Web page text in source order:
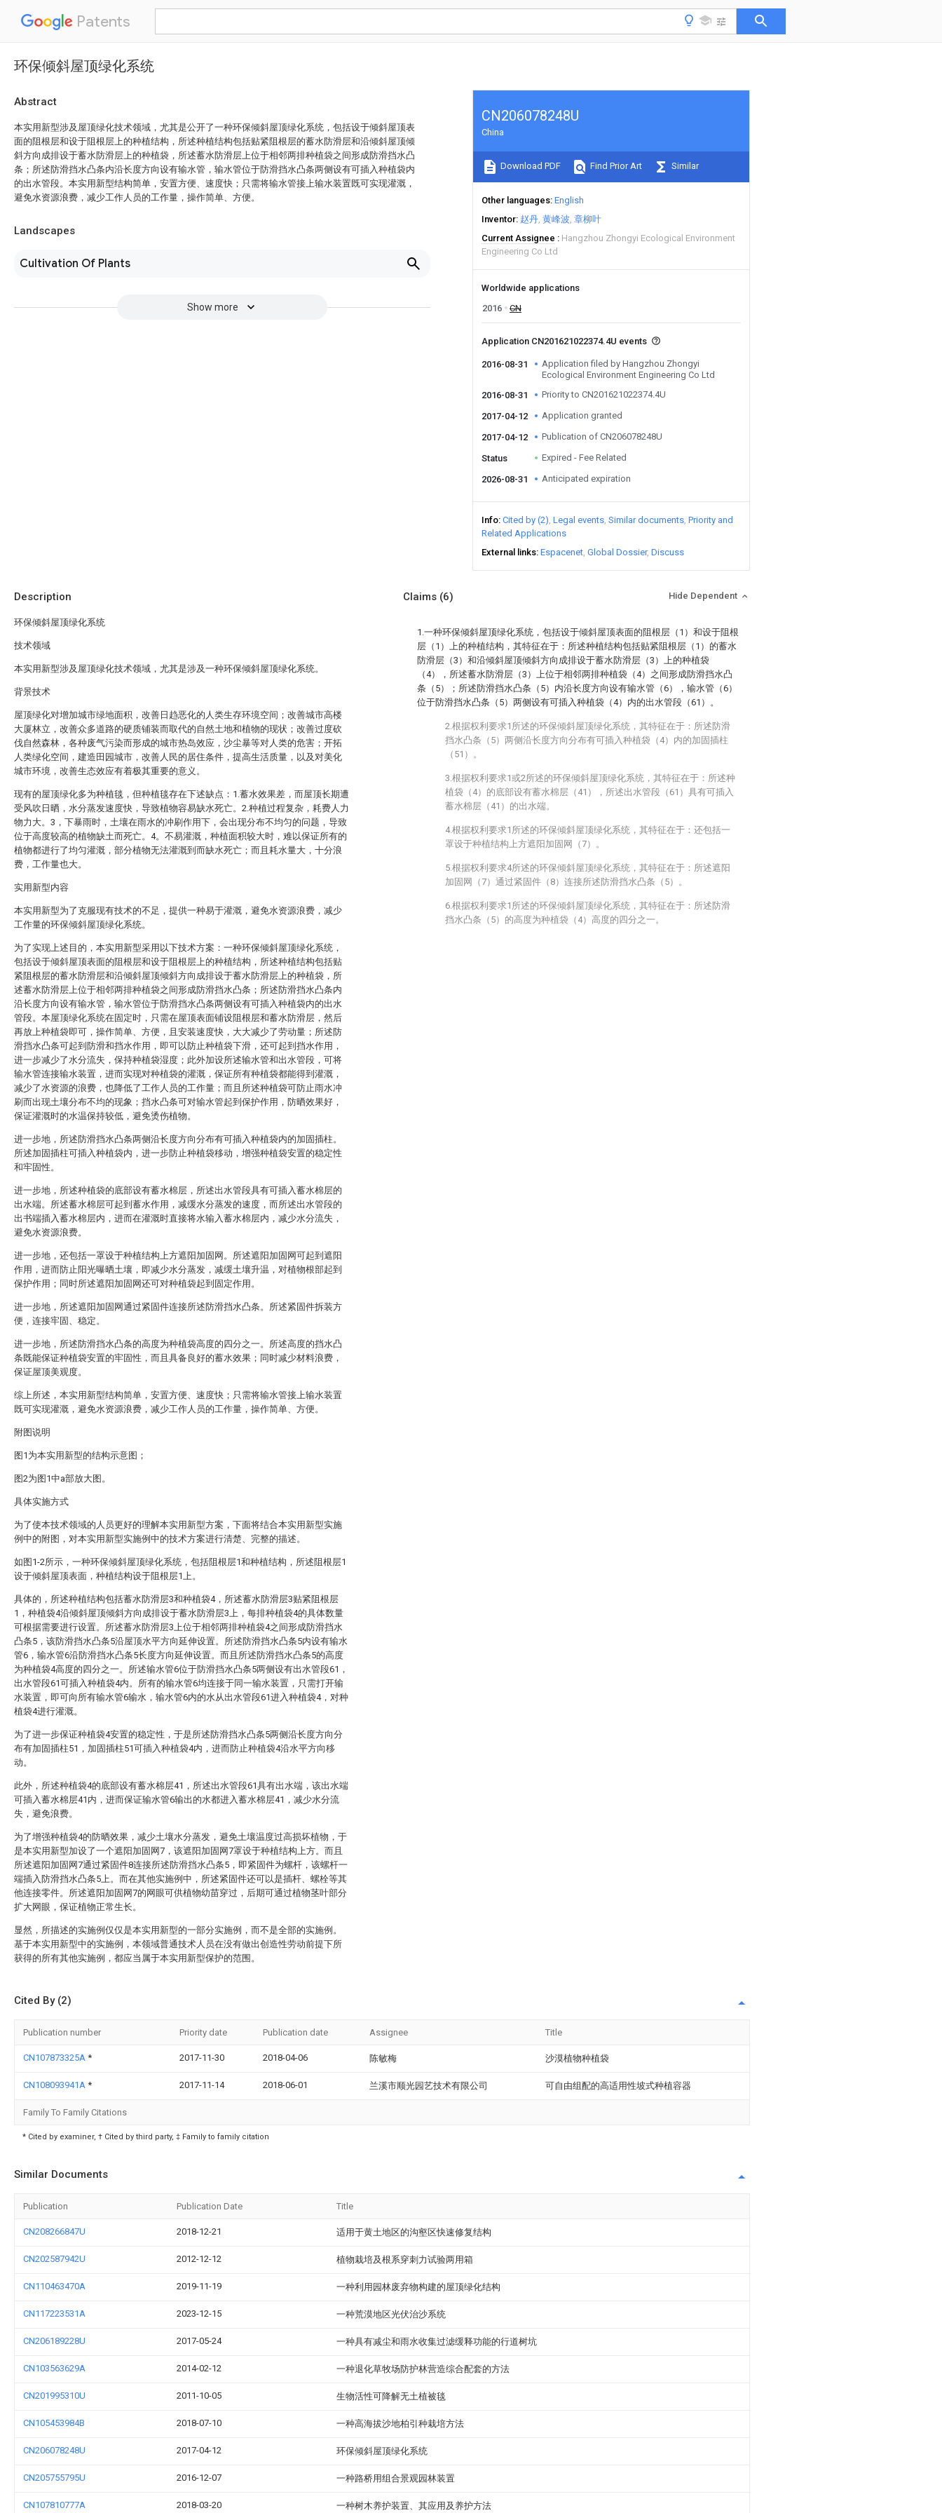
Patents
环保倾斜屋顶绿化系统
Abstract
本实用新型涉及屋顶绿化技术领域，尤其是公开了一种环保倾斜屋顶绿化系统，包括设于倾斜屋顶表
面的阻根层和设于阻根层上的种植结构，所述种植结构包括贴紧阻根层的蓄水防滑层和沿倾斜屋顶倾
斜方向成排设于蓄水防滑层上的种植袋，所述蓄水防滑层上位于相邻两排种植袋之间形成防滑挡水凸
条；所述防滑挡水凸条内沿长度方向设有输水管，输水管位于防滑挡水凸条两侧设有可插入种植袋内
的出水管段。本实用新型结构简单，安置方便、速度快；只需将输水管接上输水装置既可实现灌溉，
避免水资源浪费，减少工作人员的工作量，操作简单、方便。
Landscapes
Cultivation Of Plants
Show more
CN206078248U
China
Download PDF Find Prior Art Similar
Other languages English
Inventor 赵丹 黄峰波 章柳叶
Current Assignee
Hangzhou Zhongyi Ecological Environment
Engineering Co Ltd
Worldwide applications
2016
CN
Application CN201621022374.4U events
2016-08-31
Application filed by Hangzhou Zhongyi
Ecological Environment Engineering Co Ltd
2016-08-31
Priority to CN201621022374.4U
2017-04-12 Application granted
2017-04-12 Publication of CN206078248U
Status Expired - Fee Related
2026-08-31 Anticipated expiration
Info Cited by (2) Legal events Similar documents Priority and
Related Applications
External links Espacenet Global Dossier Discuss
Description
环保倾斜屋顶绿化系统
技术领域
本实用新型涉及屋顶绿化技术领域，尤其是涉及一种环保倾斜屋顶绿化系统。
背景技术
屋顶绿化对增加城市绿地面积，改善日趋恶化的人类生存环境空间；改善城市高楼
大厦林立，改善众多道路的硬质铺装而取代的自然土地和植物的现状；改善过度砍
伐自然森林，各种废气污染而形成的城市热岛效应，沙尘暴等对人类的危害；开拓
人类绿化空间，建造田园城市，改善人民的居住条件，提高生活质量，以及对美化
城市环境，改善生态效应有着极其重要的意义。
现有的屋顶绿化多为种植毯，但种植毯存在下述缺点：1.蓄水效果差，而屋顶长期遭
受风吹日晒，水分蒸发速度快，导致植物容易缺水死亡。2.种植过程复杂，耗费人力
物力大。3，下暴雨时，土壤在雨水的冲刷作用下，会出现分布不均匀的问题，导致
位于高度较高的植物缺土而死亡。4。不易灌溉，种植面积较大时，难以保证所有的
植物都进行了均匀灌溉，部分植物无法灌溉到而缺水死亡；而且耗水量大，十分浪
费，工作量也大。
实用新型内容
本实用新型为了克服现有技术的不足，提供一种易于灌溉，避免水资源浪费，减少
工作量的环保倾斜屋顶绿化系统。
为了实现上述目的，本实用新型采用以下技术方案：一种环保倾斜屋顶绿化系统，
包括设于倾斜屋顶表面的阻根层和设于阻根层上的种植结构，所述种植结构包括贴
紧阻根层的蓄水防滑层和沿倾斜屋顶倾斜方向成排设于蓄水防滑层上的种植袋，所
述蓄水防滑层上位于相邻两排种植袋之间形成防滑挡水凸条；所述防滑挡水凸条内
沿长度方向设有输水管，输水管位于防滑挡水凸条两侧设有可插入种植袋内的出水
管段。本屋顶绿化系统在固定时，只需在屋顶表面铺设阻根层和蓄水防滑层，然后
再放上种植袋即可，操作简单、方便，且安装速度快，大大减少了劳动量；所述防
滑挡水凸条可起到防滑和挡水作用，即可以防止种植袋下滑，还可起到挡水作用，
进一步减少了水分流失，保持种植袋湿度；此外加设所述输水管和出水管段，可将
输水管连接输水装置，进而实现对种植袋的灌溉，保证所有种植袋都能得到灌溉，
减少了水资源的浪费，也降低了工作人员的工作量；而且所述种植袋可防止雨水冲
刷而出现土壤分布不均的现象；挡水凸条可对输水管起到保护作用，防晒效果好，
保证灌溉时的水温保持较低，避免烫伤植物。
进一步地，所述防滑挡水凸条两侧沿长度方向分布有可插入种植袋内的加固插柱。
所述加固插柱可插入种植袋内，进一步防止种植袋移动，增强种植袋安置的稳定性
和牢固性。
进一步地，所述种植袋的底部设有蓄水棉层，所述出水管段具有可插入蓄水棉层的
出水端。所述蓄水棉层可起到蓄水作用，减缓水分蒸发的速度，而所述出水管段的
出书端插入蓄水棉层内，进而在灌溉时直接将水输入蓄水棉层内，减少水分流失，
避免水资源浪费。
进一步地，还包括一罩设于种植结构上方遮阳加固网。所述遮阳加固网可起到遮阳
作用，进而防止阳光曝晒土壤，即减少水分蒸发，减缓土壤升温，对植物根部起到
保护作用；同时所述遮阳加固网还可对种植袋起到固定作用。
进一步地，所述遮阳加固网通过紧固件连接所述防滑挡水凸条。所述紧固件拆装方
便，连接牢固、稳定。
进一步地，所述防滑挡水凸条的高度为种植袋高度的四分之一。所述高度的挡水凸
条既能保证种植袋安置的牢固性，而且具备良好的蓄水效果；同时减少材料浪费，
保证屋顶美观度。
综上所述，本实用新型结构简单，安置方便、速度快；只需将输水管接上输水装置
既可实现灌溉，避免水资源浪费，减少工作人员的工作量，操作简单、方便。
附图说明
图1为本实用新型的结构示意图；
图2为图1中a部放大图。
具体实施方式
为了使本技术领域的人员更好的理解本实用新型方案，下面将结合本实用新型实施
例中的附图，对本实用新型实施例中的技术方案进行清楚、完整的描述。
如图1-2所示，一种环保倾斜屋顶绿化系统，包括阻根层1和种植结构，所述阻根层1
设于倾斜屋顶表面，种植结构设于阻根层1上。
具体的，所述种植结构包括蓄水防滑层3和种植袋4，所述蓄水防滑层3贴紧阻根层
1，种植袋4沿倾斜屋顶倾斜方向成排设于蓄水防滑层3上，每排种植袋4的具体数量
可根据需要进行设置。所述蓄水防滑层3上位于相邻两排种植袋4之间形成防滑挡水
凸条5，该防滑挡水凸条5沿屋顶水平方向延伸设置。所述防滑挡水凸条5内设有输水
管6，输水管6沿防滑挡水凸条5长度方向延伸设置。而且所述防滑挡水凸条5的高度
为种植袋4高度的四分之一。所述输水管6位于防滑挡水凸条5两侧设有出水管段61，
出水管段61可插入种植袋4内。所有的输水管6均连接于同一输水装置，只需打开输
水装置，即可向所有输水管6输水，输水管6内的水从出水管段61进入种植袋4，对种
植袋4进行灌溉。
为了进一步保证种植袋4安置的稳定性，于是所述防滑挡水凸条5两侧沿长度方向分
布有加固插柱51，加固插柱51可插入种植袋4内，进而防止种植袋4沿水平方向移
动。
此外，所述种植袋4的底部设有蓄水棉层41，所述出水管段61具有出水端，该出水端
可插入蓄水棉层41内，进而保证输水管6输出的水都进入蓄水棉层41，减少水分流
失，避免浪费。
为了增强种植袋4的防晒效果，减少土壤水分蒸发，避免土壤温度过高损坏植物，于
是本实用新型加设了一个遮阳加固网7，该遮阳加固网7罩设于种植结构上方。而且
所述遮阳加固网7通过紧固件8连接所述防滑挡水凸条5，即紧固件为螺杆，该螺杆一
端插入防滑挡水凸条5上。而在其他实施例中，所述紧固件还可以是插杆、螺栓等其
他连接零件。所述遮阳加固网7的网眼可供植物幼苗穿过，后期可通过植物茎叶部分
扩大网眼，保证植物正常生长。
显然，所描述的实施例仅仅是本实用新型的一部分实施例，而不是全部的实施例。
基于本实用新型中的实施例，本领域普通技术人员在没有做出创造性劳动前提下所
获得的所有其他实施例，都应当属于本实用新型保护的范围。
Claims (6) Hide Dependent
1.一种环保倾斜屋顶绿化系统，包括设于倾斜屋顶表面的阻根层（1）和设于阻根
层（1）上的种植结构，其特征在于：所述种植结构包括贴紧阻根层（1）的蓄水
防滑层（3）和沿倾斜屋顶倾斜方向成排设于蓄水防滑层（3）上的种植袋
（4），所述蓄水防滑层（3）上位于相邻两排种植袋（4）之间形成防滑挡水凸
条（5）；所述防滑挡水凸条（5）内沿长度方向设有输水管（6），输水管（6）
位于防滑挡水凸条（5）两侧设有可插入种植袋（4）内的出水管段（61）。
2.根据权利要求1所述的环保倾斜屋顶绿化系统，其特征在于：所述防滑
挡水凸条（5）两侧沿长度方向分布有可插入种植袋（4）内的加固插柱
（51）。
3.根据权利要求1或2所述的环保倾斜屋顶绿化系统，其特征在于：所述种
植袋（4）的底部设有蓄水棉层（41），所述出水管段（61）具有可插入
蓄水棉层（41）的出水端。
4.根据权利要求1所述的环保倾斜屋顶绿化系统，其特征在于：还包括一
罩设于种植结构上方遮阳加固网（7）。
5.根据权利要求4所述的环保倾斜屋顶绿化系统，其特征在于：所述遮阳
加固网（7）通过紧固件（8）连接所述防滑挡水凸条（5）。
6.根据权利要求1所述的环保倾斜屋顶绿化系统，其特征在于：所述防滑
挡水凸条（5）的高度为种植袋（4）高度的四分之一。
Cited By (2)
Publication number Priority date Publication date Assignee Title
CN107873325A * 2017-11-30 2018-04-06 陈敏梅 沙漠植物种植袋
CN108093941A * 2017-11-14 2018-06-01 兰溪市顺光园艺技术有限公司 可自由组配的高适用性坡式种植容器
Family To Family Citations
* Cited by examiner, † Cited by third party, ‡ Family to family citation
Similar Documents
Publication Publication Date Title
CN208266847U 2018-12-21 适用于黄土地区的沟壑区快速修复结构
CN202587942U 2012-12-12 植物栽培及根系穿刺力试验两用箱
CN110463470A 2019-11-19 一种利用园林废弃物构建的屋顶绿化结构
CN117223531A 2023-12-15 一种荒漠地区光伏治沙系统
CN206189228U 2017-05-24 一种具有减尘和雨水收集过滤缓释功能的行道树坑
CN103563629A 2014-02-12 一种退化草牧场防护林营造综合配套的方法
CN201995310U 2011-10-05 生物活性可降解无土植被毯
CN105453984B 2018-07-10 一种高海拔沙地柏引种栽培方法
CN206078248U 2017-04-12 环保倾斜屋顶绿化系统
CN205755795U 2016-12-07 一种路桥用组合景观园林装置
CN107810777A 2018-03-20 一种树木养护装置、其应用及养护方法